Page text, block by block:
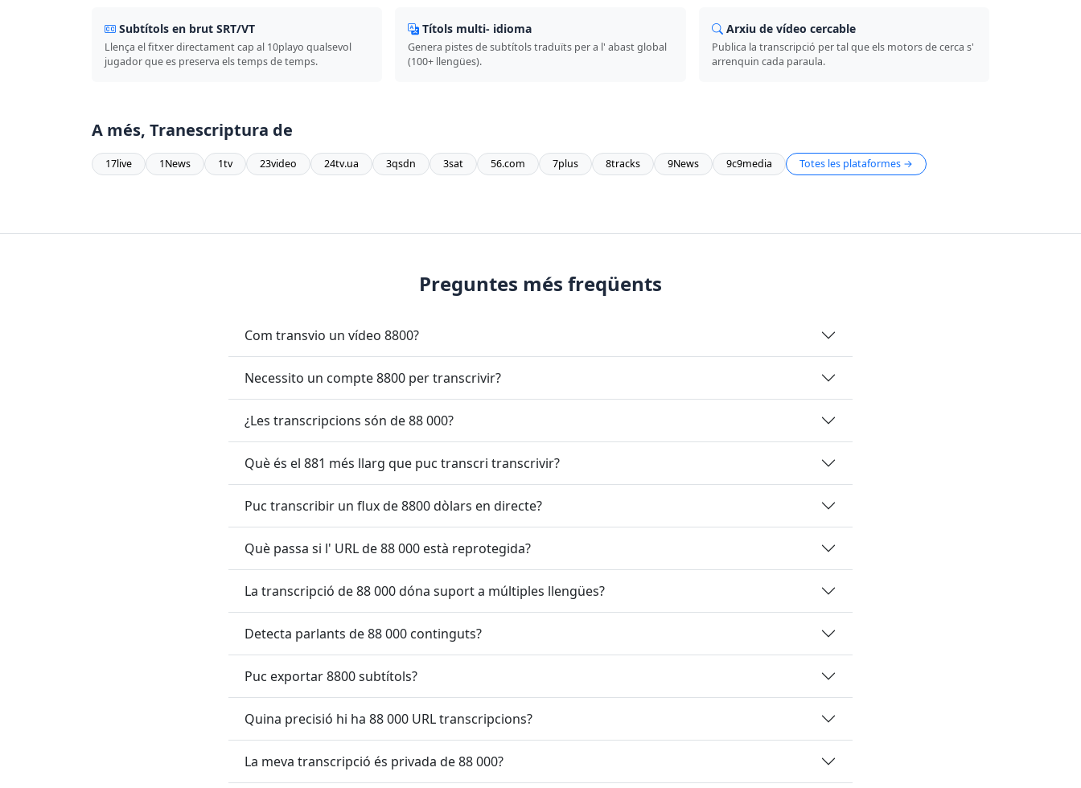
Subtítols en brut SRT/VT
Llença el fitxer directament cap al 10playo qualsevol
jugador que es preserva els temps de temps.
Títols multi- idioma
Genera pistes de subtítols traduïts per a l' abast global
(100+ llengües).
Arxiu de vídeo cercable
Publica la transcripció per tal que els motors de cerca s'
arrenquin cada paraula.
A més, Tranescriptura de
17live 1News 1tv 23video 24tv.ua 3qsdn 3sat 56.com 7plus 8tracks 9News 9c9media Totes les plataformes →
Preguntes més freqüents
Com transvio un vídeo 8800?
Necessito un compte 8800 per transcrivir?
¿Les transcripcions són de 88 000?
Què és el 881 més llarg que puc transcri transcrivir?
Puc transcribir un flux de 8800 dòlars en directe?
Què passa si l' URL de 88 000 està reprotegida?
La transcripció de 88 000 dóna suport a múltiples llengües?
Detecta parlants de 88 000 continguts?
Puc exportar 8800 subtítols?
Quina precisió hi ha 88 000 URL transcripcions?
La meva transcripció és privada de 88 000?